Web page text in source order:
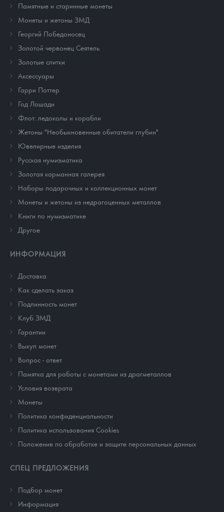
Памятные и старинные монеты
Монеты и жетоны ЗМД
Георгий Победоносец
Золотой червонец Сеятель
Золотые слитки
Аксессуары
Гарри Поттер
Год Лошади
Флот: ледоколы и корабли
Жетоны "Необыкновенные обитатели глубин"
Ювелирные изделия
Русская нумизматика
Золотая карманная галерея
Наборы подарочных и коллекционных монет
Монеты и жетоны из недрагоценных металлов
Книги по нумизматике
Другое
ИНФОРМАЦИЯ
Доставка
Как сделать заказ
Подлинность монет
Клуб ЗМД
Гарантии
Выкуп монет
Вопрос - ответ
Памятка для работы с монетами из драгметаллов
Условия возврата
Монеты
Политика конфиденциальности
Политика использования Cookies
Положение по обработке и защите персональных данных
СПЕЦ ПРЕДЛОЖЕНИЯ
Подбор монет
Информация